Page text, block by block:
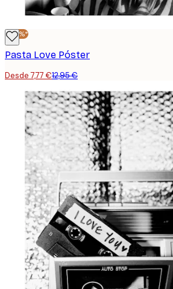
-40%*
Pasta Love Póster
Desde 7,77 €12,95 €